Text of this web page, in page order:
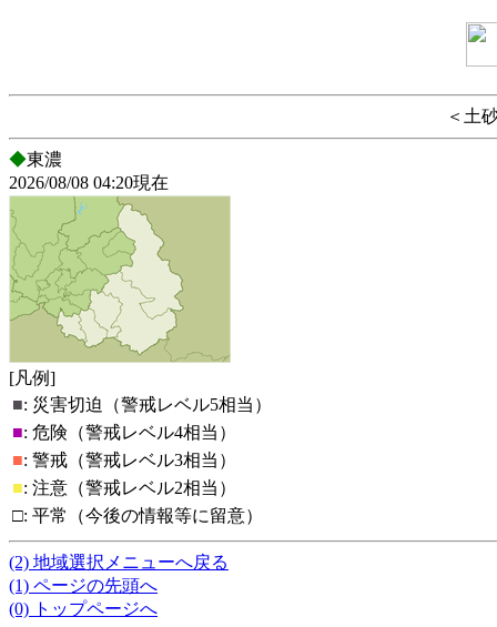
＜土
◆東濃
2026/08/08 04:20現在
[凡例]
■: 災害切迫（警戒レベル5相当）
■: 危険（警戒レベル4相当）
■: 警戒（警戒レベル3相当）
■: 注意（警戒レベル2相当）
□: 平常（今後の情報等に留意）
(2) 地域選択メニューへ戻る
(1) ページの先頭へ
(0) トップページへ